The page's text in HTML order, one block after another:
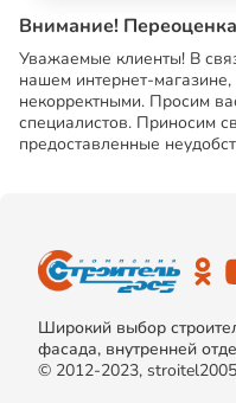
Внимание! Переоценка
Уважаемые клиенты! В
нашем интернет-
некорректными. Просим
специалистов. Приносим
предоставленные
Широкий выбор
фасада, внутренней
© 2012-2023,